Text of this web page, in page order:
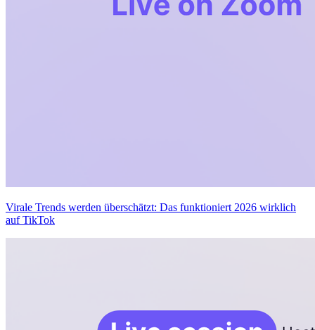
Virale Trends werden überschätzt: Das funktioniert 2026 wirklich
auf TikTok